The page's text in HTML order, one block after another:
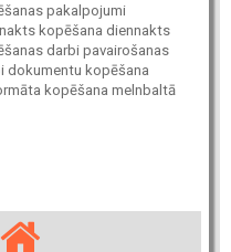
pakalpojumi
kopēšana diennakts
darbi pavairošanas
dokumentu kopēšana
kopēšana melnbaltā